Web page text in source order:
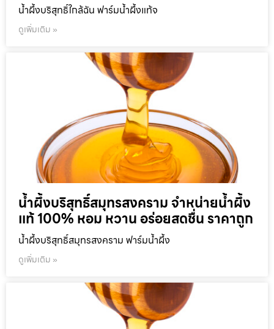
น้ำผึ้งบริสุทธิ์ใกล้ฉัน ฟาร์มน้ำผึ้งแท้จ
ดูเพิ่มเติม »
น้ำผึ้งบริสุทธิ์สมุทรสงคราม จำหน่ายน้ำผึ้ง
แท้ 100% หอม หวาน อร่อยสดชื่น ราคาถูก
น้ำผึ้งบริสุทธิ์สมุทรสงคราม ฟาร์มน้ำผึ้ง
ดูเพิ่มเติม »